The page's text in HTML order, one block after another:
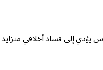
يؤدي إلى فساد أخلاقي